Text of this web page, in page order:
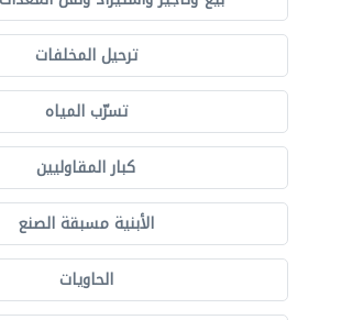
ترحيل المخلفات
تسرّب المياه
كبار المقاوليين
الأبنية مسبقة الصنع
الحاويات